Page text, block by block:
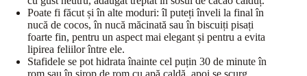
Poate fi făcut și în alte moduri: îl puteți înveli la final în
nucă de cocos, în nucă măcinată sau în biscuiți pisați
foarte fin, pentru un aspect mai elegant și pentru a evita
lipirea feliilor între ele.
Stafidele se pot hidrata înainte cel puțin 30 de minute în
rom sau în sirop de rom cu apă caldă, apoi se scurg